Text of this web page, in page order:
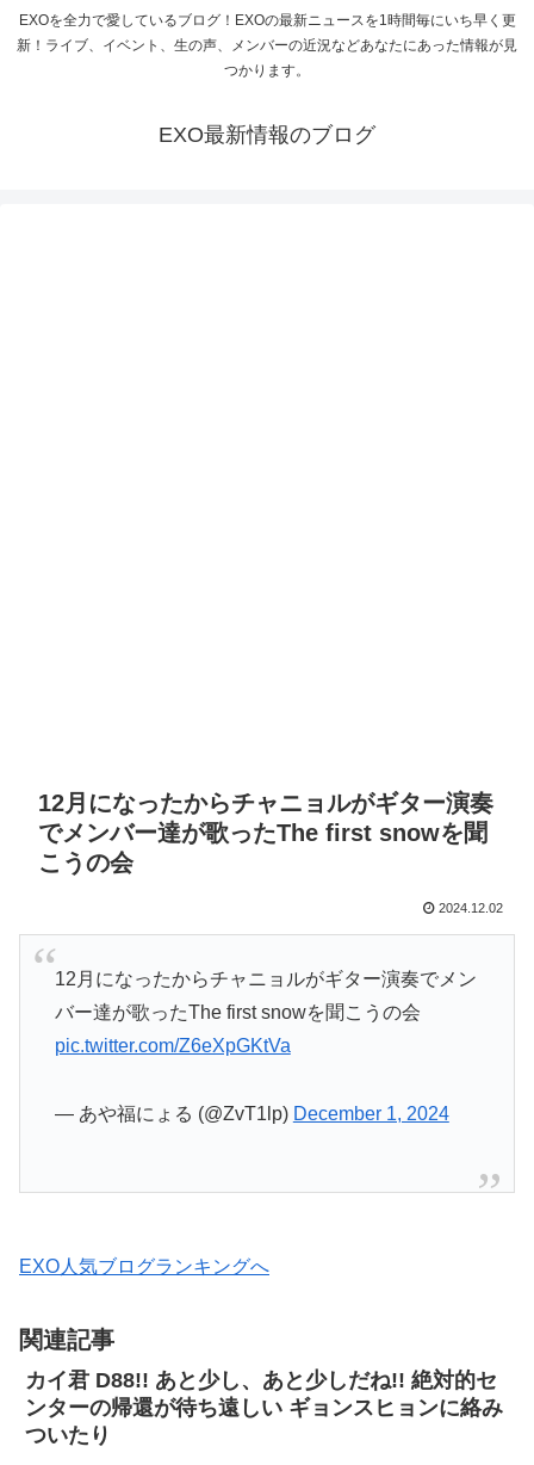
EXOを全力で愛しているブログ！EXOの最新ニュースを1時間毎にいち早く更
新！ライブ、イベント、生の声、メンバーの近況などあなたにあった情報が見
つかります。
EXO最新情報のブログ
12月になったからチャニョルがギター演奏
でメンバー達が歌ったThe first snowを聞
こうの会
2024.12.02
12月になったからチャニョルがギター演奏でメン
バー達が歌ったThe first snowを聞こうの会
pic.twitter.com/Z6eXpGKtVa
— あや福にょる (@ZvT1lp) December 1, 2024
EXO人気ブログランキングへ
関連記事
カイ君 D88!! あと少し、あと少しだね!! 絶対的セ
ンターの帰還が待ち遠しい ギョンスヒョンに絡み
ついたり